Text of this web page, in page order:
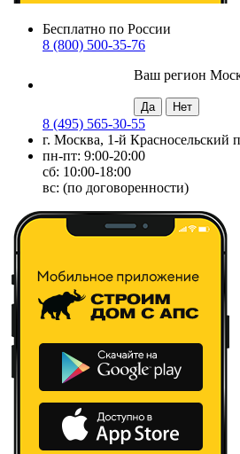
Бесплатно по России
8 (800) 500-35-76
Ваш регион
8 (495) 565-30-55
г. Москва, 1-й Красносельский
пн-пт: 9:00-20:00
сб: 10:00-18:00
вс: (по договоренности)